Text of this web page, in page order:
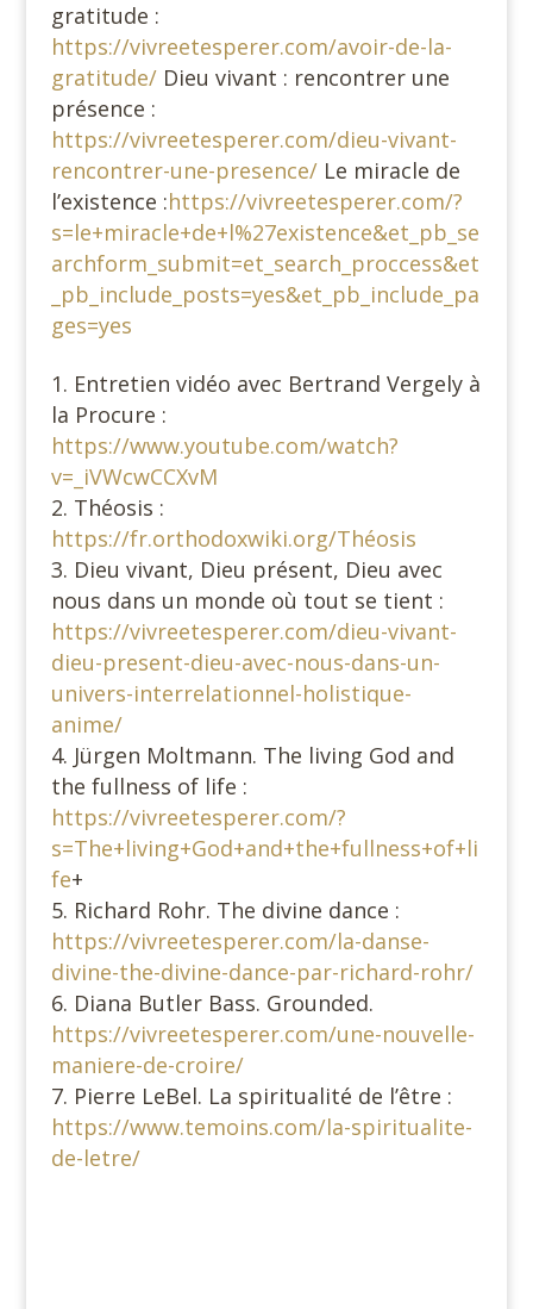
gratitude :
https://vivreetesperer.com/avoir-de-la-
gratitude/Dieu vivant : rencontrer une
présence :
https://vivreetesperer.com/dieu-vivant-
rencontrer-une-presence/Le miracle de
l’existence :https://vivreetesperer.com/?
s=le+miracle+de+l%27existence&et_pb_se
archform_submit=et_search_proccess&et
_pb_include_posts=yes&et_pb_include_pa
ges=yes
Entretien vidéo avec Bertrand Vergely à
la Procure :
https://www.youtube.com/watch?
v=_iVWcwCCXvM
Théosis :
https://fr.orthodoxwiki.org/Théosis
Dieu vivant, Dieu présent, Dieu avec
nous dans un monde où tout se tient :
https://vivreetesperer.com/dieu-vivant-
dieu-present-dieu-avec-nous-dans-un-
univers-interrelationnel-holistique-
anime/
Jürgen Moltmann. The living God and
the fullness of life :
https://vivreetesperer.com/?
s=The+living+God+and+the+fullness+of+li
fe+
Richard Rohr. The divine dance :
https://vivreetesperer.com/la-danse-
divine-the-divine-dance-par-richard-rohr/
Diana Butler Bass. Grounded.
https://vivreetesperer.com/une-nouvelle-
maniere-de-croire/
Pierre LeBel. La spiritualité de l’être :
https://www.temoins.com/la-spiritualite-
de-letre/